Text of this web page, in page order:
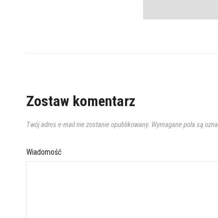
Zostaw komentarz
Twój adres e-mail nie zostanie opublikowany. Wymagane pola są
Wiadomość